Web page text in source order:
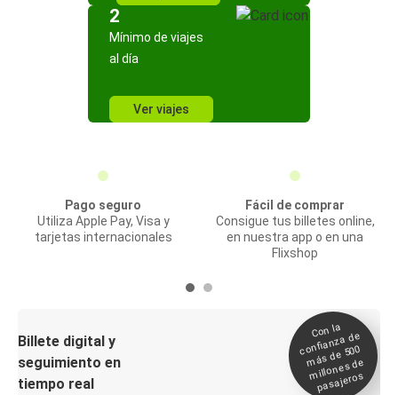
2
Mínimo de viajes
al día
Ver viajes
Pago seguro
Utiliza Apple Pay, Visa y
tarjetas internacionales
Fácil de comprar
Consigue tus billetes online,
en nuestra app o en una
Flixshop
Billete digital y
seguimiento en
tiempo real
Con la
confianza de
más de 500
millones de
pasajeros